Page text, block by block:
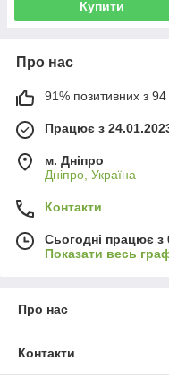
Купити
Про нас
91% позитивних з 94
Працює з
м. Дніпро
Дніпро, Україна
Контакти
Сьогодні працює з
Показати весь
Про нас
Контакти